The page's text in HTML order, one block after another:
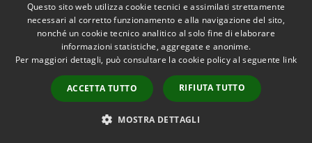
AMMINISTRAZIONE
Organi di Governo
Aree Amministrative
Uffici
Enti e fondazioni
Questo sito web utilizza cookie tecnici e assimilati strettamente
necessari al corretto funzionamento e alla navigazione del sito,
nonché un cookie tecnico analitico al solo fine di elaborare
informazioni statistiche, aggregate e anonime.
Per maggiori dettagli, può consultare la cookie policy al seguente link
ACCETTA TUTTO RIFIUTA TUTTO
MOSTRA DETTAGLI